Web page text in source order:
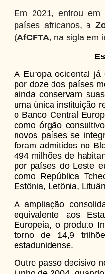
Em 2021, entrou
países africanos, a
(AfCFTA, na sigla em
A Europa ocidental já
por doze dos países
ainda conservam
uma única instituição
o Banco Central
como órgão
novos países se
foram admitidos no
494 milhões de
por países do Leste
como República
Estônia, Letônia,
A ampliação
equivalente aos
Europeia, o produto
torno de 14,9
estadunidense.
Outro passo decisivo